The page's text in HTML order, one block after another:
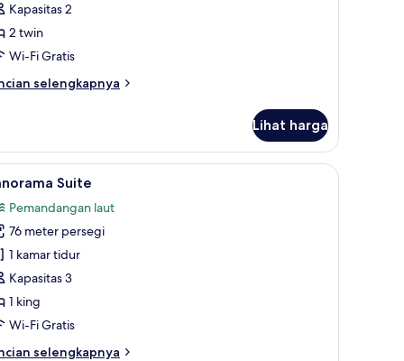
Kapasitas 2
2 twin
Wi-Fi Gratis
selengkapnya
Lihat harga
laut | Seprai antialergi, brankas, meja kerja, dan ruang kerja
Seprai antialergi, brankas, meja kerja, dan
8 Suite
Pemandangan laut
76 meter persegi
1 kamar tidur
Kapasitas 3
1 king
Wi-Fi Gratis
selengkapnya